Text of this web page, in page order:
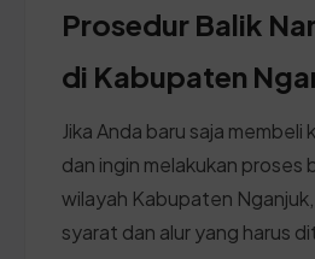
Prosedur Balik
di Kabupaten
Jika Anda baru saja
dan ingin melakukan proses
wilayah Kabupaten
syarat dan alur yang harus